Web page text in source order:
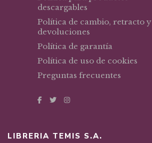
descargables
Política de cambio, retracto y
devoluciones
Política de garantía
Política de uso de cookies
Preguntas frecuentes
LIBRERIA TEMIS S.A.